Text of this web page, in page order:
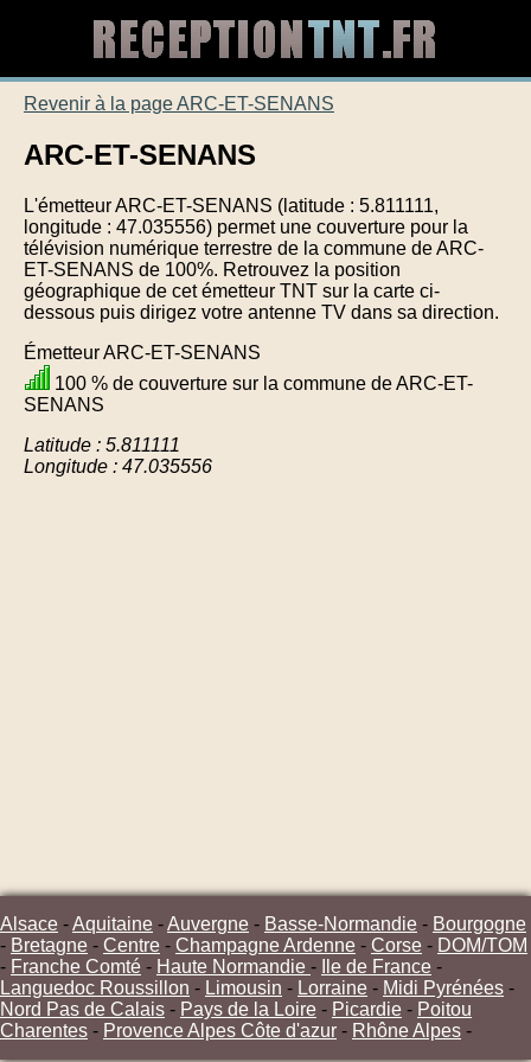
Revenir à la page ARC-ET-SENANS
ARC-ET-SENANS
L'émetteur ARC-ET-SENANS (latitude : 5.811111,
longitude : 47.035556) permet une couverture pour la
télévision numérique terrestre de la commune de ARC-
ET-SENANS de 100%. Retrouvez la position
géographique de cet émetteur TNT sur la carte ci-
dessous puis dirigez votre antenne TV dans sa direction.
Émetteur ARC-ET-SENANS
100 % de couverture sur la commune de ARC-ET-
SENANS
Latitude : 5.811111
Longitude : 47.035556
Alsace -Aquitaine -Auvergne - Basse-Normandie - Bourgogne
- Bretagne - Centre - Champagne Ardenne - Corse - DOM/TOM
- Franche Comté - Haute Normandie - Ile de France -
Languedoc Roussillon - Limousin - Lorraine - Midi Pyrénées -
Nord Pas de Calais - Pays de la Loire - Picardie - Poitou
Charentes - Provence Alpes Côte d'azur - Rhône Alpes -